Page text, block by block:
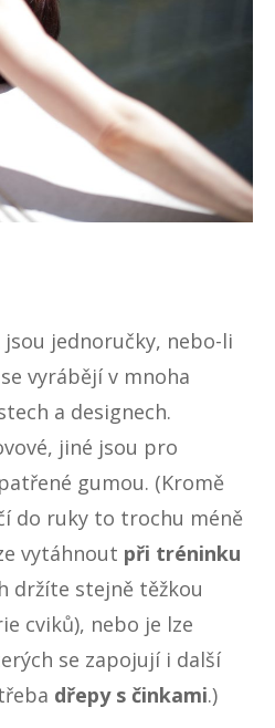
jsou jednoručky, nebo-li
vyrábějí v mnoha
a designech.
jiné jsou pro
gumou. (Kromě
do ruky to trochu méně
vytáhnout při tréninku
držíte stejně těžkou
cviků), nebo je lze
se zapojují i další
dřepy s činkami.)